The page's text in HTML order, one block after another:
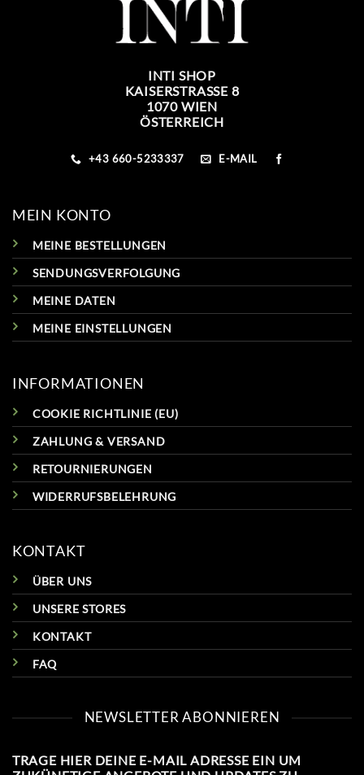
INTI SHOP
KAISERSTRASSE 8
1070 WIEN
ÖSTERREICH
+43 660-5233337 E-MAIL
MEIN KONTO
MEINE BESTELLUNGEN
SENDUNGSVERFOLGUNG
MEINE DATEN
MEINE EINSTELLUNGEN
INFORMATIONEN
COOKIE RICHTLINIE (EU)
ZAHLUNG & VERSAND
RETOURNIERUNGEN
WIDERRUFSBELEHRUNG
KONTAKT
ÜBER UNS
UNSERE STORES
KONTAKT
FAQ
NEWSLETTER ABONNIEREN
TRAGE HIER DEINE E-MAIL ADRESSE EIN UM